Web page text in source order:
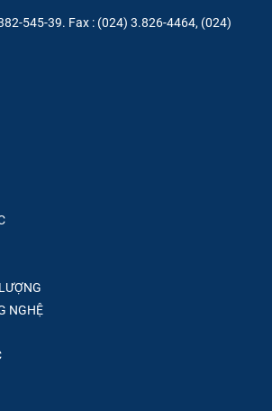
LƯỢNG
NGHỆ
545-39. Fax : (024) 3.826-4464, (024)
NGHỆ